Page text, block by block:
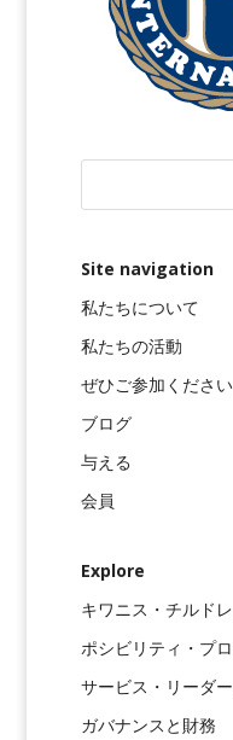
Site navigation
私たちについて
私たちの活動
ぜひご参加ください
ブログ
与える
会員
Explore
キワニス・チルド
ポシビリティ・プ
サービス・リーダ
ガバナンスと財務